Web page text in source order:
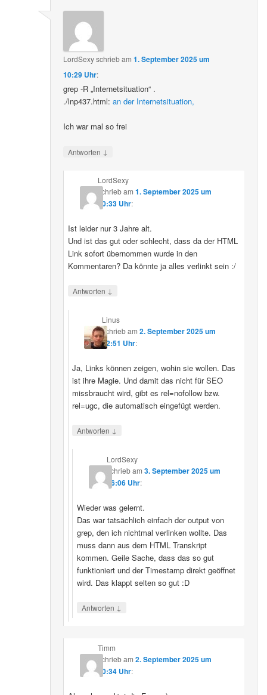
LordSexyschriebam1. September 2025 um
10:29 Uhr:
grep -R „Internetsituation“ .
./lnp437.html:an der Internetsituation,
Ich war mal so frei
Antworten ↓
LordSexy
schriebam 1. September 2025 um
10:33 Uhr:
Ist leider nur 3 Jahre alt.
Und ist das gut oder schlecht, dass da der HTML
Link sofort übernommen wurde in den
Kommentaren? Da könnte ja alles verlinkt sein :/
Antworten ↓
Linus
schriebam2. September 2025 um
12:51 Uhr:
Ja, Links können zeigen, wohin sie wollen. Das
ist ihre Magie. Und damit das nicht für SEO
missbraucht wird, gibt es rel=nofollow bzw.
rel=ugc, die automatisch eingefügt werden.
Antworten ↓
LordSexy
schriebam 3. September 2025 um
16:06 Uhr:
Wieder was gelernt.
Das war tatsächlich einfach der output von
grep, den ich nichtmal verlinken wollte. Das
muss dann aus dem HTML Transkript
kommen. Geile Sache, dass das so gut
funktioniert und der Timestamp direkt geöffnet
wird. Das klappt selten so gut :D
Antworten ↓
Timm
schriebam 2. September 2025 um
10:34 Uhr: